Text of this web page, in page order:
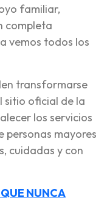
familiar,
completa
vemos todos los
transformarse
sitio oficial de la
los servicios
personas mayores
cuidadas y con
NUNCA